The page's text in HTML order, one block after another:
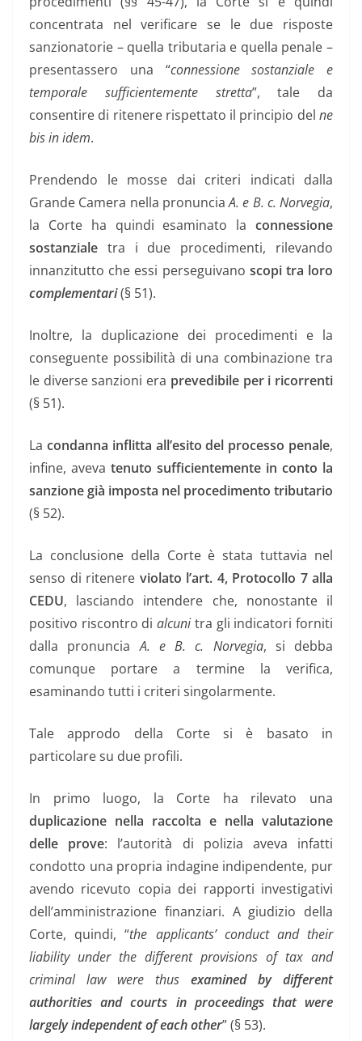
concentrata nel verificare se le due risposte
sanzionatorie – quella tributaria e quella penale –
presentassero una “connessione sostanziale e
temporale sufficientemente stretta”, tale da
consentire di ritenere rispettato il principio del ne
bis in idem.
Prendendo le mosse dai criteri indicati dalla
Grande Camera nella pronunciaA. e B. c. Norvegia,
la Corte ha quindi esaminato la connessione
sostanziale tra i due procedimenti, rilevando
innanzitutto che essi perseguivano scopi tra loro
complementari(§ 51).
Inoltre, la duplicazione dei procedimenti e la
conseguente possibilità di una combinazione tra
le diverse sanzioni era prevedibile per i ricorrenti
(§ 51).
La condanna inflitta all’esito del processo penale,
infine, aveva tenuto sufficientemente in conto la
sanzione già imposta nel procedimento tributario
(§ 52).
La conclusione della Corte è stata tuttavia nel
senso di ritenere violato l’art. 4, Protocollo 7 alla
CEDU, lasciando intendere che, nonostante il
positivo riscontro dialcuni tra gli indicatori forniti
dalla pronunciaA. e B. c. Norvegia, si debba
comunque portare a termine la verifica,
esaminando tutti i criteri singolarmente.
Tale approdo della Corte si è basato in
particolare su due profili.
In primo luogo, la Corte ha rilevato una
duplicazione nella raccolta e nella valutazione
delle prove: l’autorità di polizia aveva infatti
condotto una propria indagine indipendente, pur
avendo ricevuto copia dei rapporti investigativi
dell’amministrazione finanziari. A giudizio della
Corte, quindi, “the applicants’ conduct and their
liability under the different provisions of tax and
criminal law were thus examined by different
authorities and courts in proceedings that were
largely independent of each other” (§ 53).